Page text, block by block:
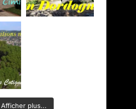
Afficher plus...